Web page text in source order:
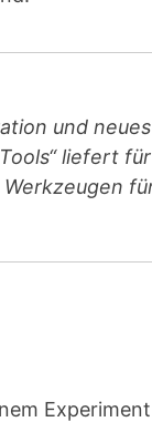
und neues
liefert für
Experiment